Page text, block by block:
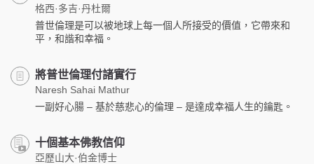
格西·多吉·丹杜爾
普世倫理是可以被地球上每一個人所接受的價值，它帶來和
平，和諧和幸福。
將普世倫理付諸實行
Naresh Sahai Mathur
一副好心腸 – 基於慈悲心的倫理 – 是達成幸福人生的鑰匙。
十個基本佛教信仰
亞歷山大·伯金博士